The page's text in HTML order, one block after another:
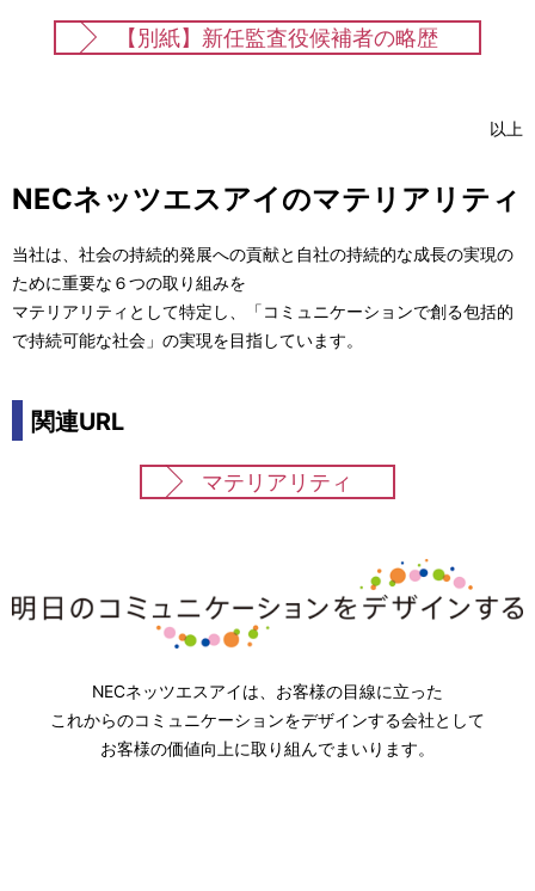
【別紙】新任監査役候補者の略歴
以上
NECネッツエスアイのマテリアリティ
当社は、社会の持続的発展への貢献と自社の持続的な成長の実現の
ために重要な６つの取り組みを
マテリアリティとして特定し、「コミュニケーションで創る包括的
で持続可能な社会」の実現を目指しています。
関連URL
マテリアリティ
NECネッツエスアイは、お客様の目線に立った
これからのコミュニケーションをデザインする会社として
お客様の価値向上に取り組んでまいります。